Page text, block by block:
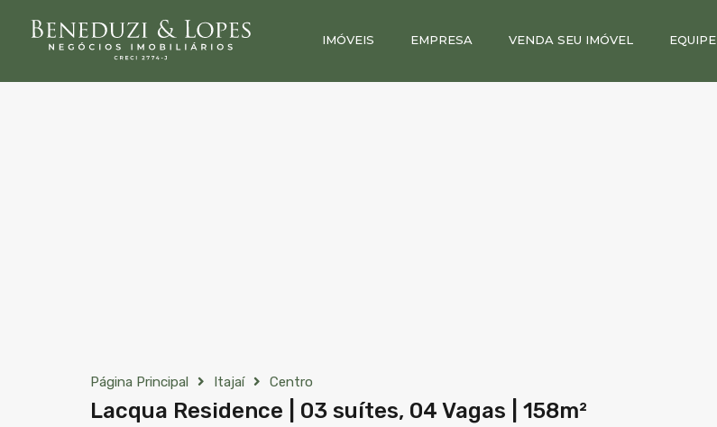
IMÓVEIS EMPRESA VENDA SEU IMÓVEL EQUIPE
Página Principal Itajaí Centro
Lacqua Residence | 03 suítes, 04 Vagas | 158m²